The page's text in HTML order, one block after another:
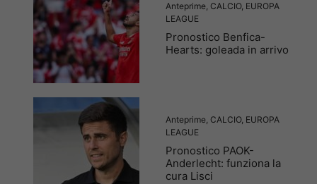
Anteprime, CALCIO, EUROPA
LEAGUE
Pronostico Benfica-
Hearts: goleada in arrivo
Anteprime, CALCIO, EUROPA
LEAGUE
Pronostico PAOK-
Anderlecht: funziona la
cura Lisci